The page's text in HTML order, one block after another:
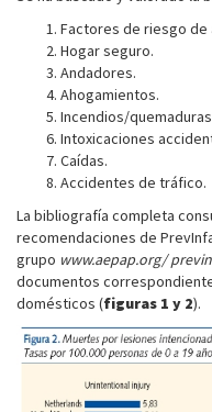
Factores de riesgo
Hogar seguro.
Andadores.
Ahogamientos.
Incendios/
Intoxicaciones
Caídas.
Accidentes de tráfico.
La bibliografía completa
recomendaciones de
grupo www.aepap.org/
documentos
domésticos (figuras 1 y 2).